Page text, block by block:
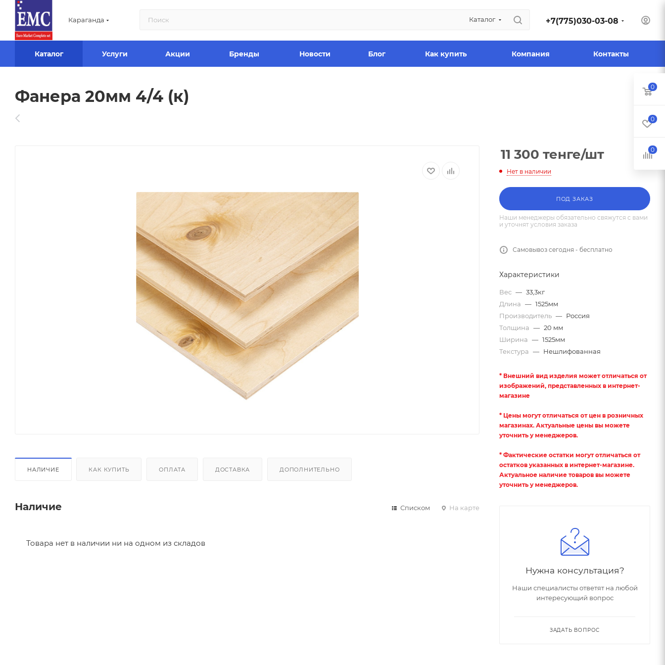
Караганда Каталог +7(775)030-03-08
Каталог Услуги Акции Бренды Новости Блог Как купить Компания Контакты
Фанера 20мм 4/4 (к)
НАЛИЧИЕ КАК КУПИТЬ ОПЛАТА ДОСТАВКА ДОПОЛНИТЕЛЬНО
Наличие Списком На карте
Товара нет в наличии ни на одном из складов
11 300 тенге/шт
Нет в наличии
ПОД ЗАКАЗ
Наши менеджеры обязательно свяжутся с вами
и уточнят условия заказа
Самовывоз сегодня - бесплатно
Характеристики
Вес — 33,3кг
Длина — 1525мм
Производитель — Россия
Толщина — 20 мм
Ширина — 1525мм
Текстура — Нешлифованная
* Внешний вид изделия может отличаться от
изображений, представленных в интернет-
магазине
* Цены могут отличаться от цен в розничных
магазинах. Актуальные цены вы можете
уточнить у менеджеров.
* Фактические остатки могут отличаться от
остатков указанных в интернет-магазине.
Актуальное наличие товаров вы можете
уточнить у менеджеров.
Нужна консультация?
Наши специалисты ответят на любой
интересующий вопрос
ЗАДАТЬ ВОПРОС
0
0
0